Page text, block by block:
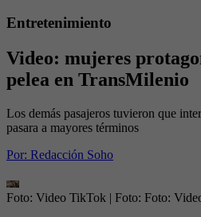
Entretenimiento
Video: mujeres
pelea en TransMilenio
Los demás pasajeros tuvieron que
pasara a mayores términos
Por: Redacción Soho
Foto: Video TikTok | Foto: Foto: